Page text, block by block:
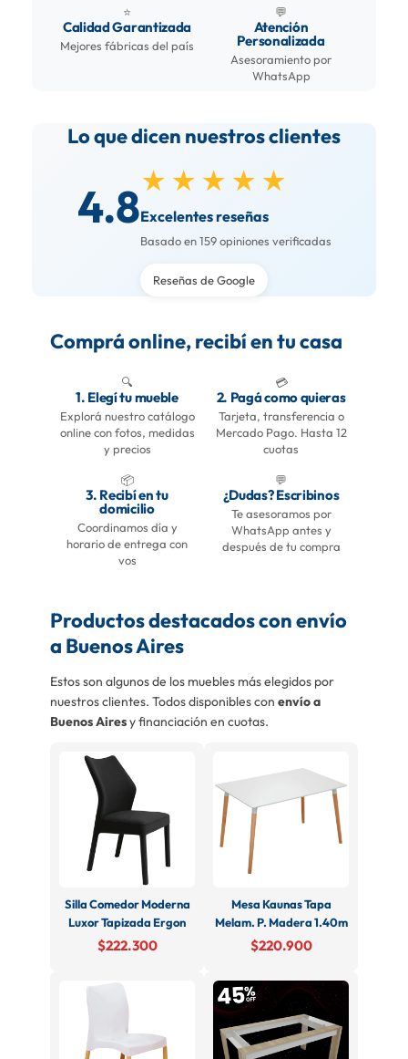
⭐
Calidad Garantizada
Mejores fábricas del país
💬
Atención
Personalizada
Asesoramiento por
WhatsApp
Lo que dicen nuestros clientes
4.8★★★★★
Excelentes reseñas
Basado en 159 opiniones verificadas
Reseñas de Google
Comprá online, recibí en tu casa
🔍
1. Elegí tu mueble
Explorá nuestro catálogo
online con fotos, medidas
y precios
💳
2. Pagá como quieras
Tarjeta, transferencia o
Mercado Pago. Hasta 12
cuotas
📦
3. Recibí en tu
domicilio
Coordinamos día y
horario de entrega con
vos
💬
¿Dudas? Escribinos
Te asesoramos por
WhatsApp antes y
después de tu compra
Productos destacados con envío
a Buenos Aires
Estos son algunos de los muebles más elegidos por
nuestros clientes. Todos disponibles con envío a
Buenos Airesy financiación en cuotas.
Silla Comedor Moderna
Luxor Tapizada Ergon
$222.300
Mesa Kaunas Tapa
Melam. P. Madera 1.40m
$220.900